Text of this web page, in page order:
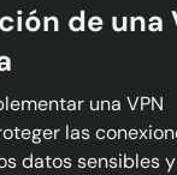
de una
una VPN
las
datos sensibles